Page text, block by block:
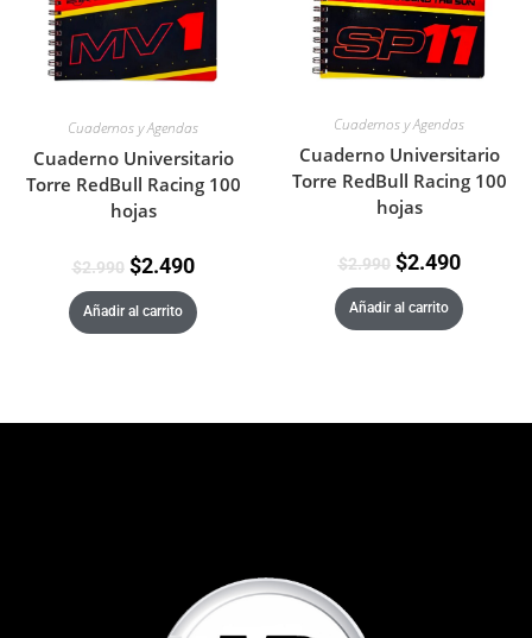
Cuadernos y Agendas
Cuaderno Universitario
Torre RedBull Racing 100
hojas
$2.990 $2.490
Añadir al carrito
Cuadernos y Agendas
Cuaderno Universitario
Torre RedBull Racing 100
hojas
$2.990 $2.490
Añadir al carrito